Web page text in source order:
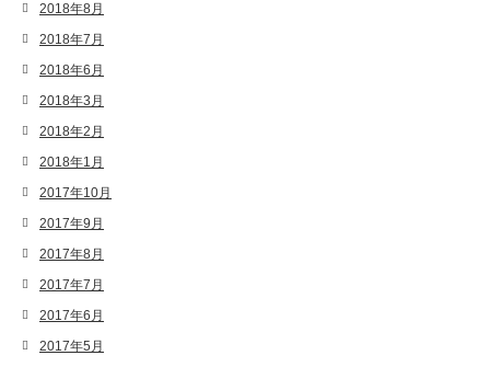
2018年8月
2018年7月
2018年6月
2018年3月
2018年2月
2018年1月
2017年10月
2017年9月
2017年8月
2017年7月
2017年6月
2017年5月